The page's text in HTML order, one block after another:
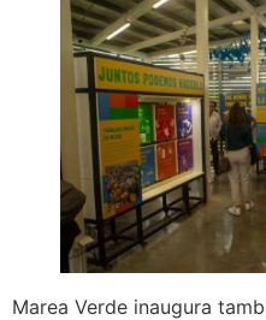
Marea Verde inaugura